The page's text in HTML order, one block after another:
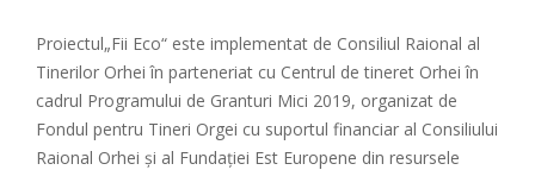
Proiectul„Fii Eco“ este implementat de Consiliul Raional al
Tinerilor Orhei în parteneriat cu Centrul de tineret Orhei în
cadrul Programului de Granturi Mici 2019, organizat de
Fondul pentru Tineri Orgei cu suportul financiar al Consiliului
Raional Orhei și al Fundației Est Europene din resursele